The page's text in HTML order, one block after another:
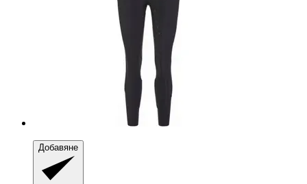
Добавяне